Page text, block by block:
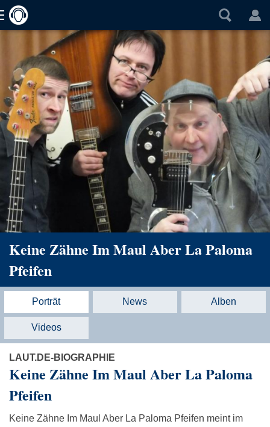
Keine Zähne Im Maul Aber La Paloma
Pfeifen
Porträt News Alben
Videos
LAUT.DE-BIOGRAPHIE
Keine Zähne Im Maul Aber La Paloma
Pfeifen
Keine Zähne Im Maul Aber La Paloma Pfeifen meint im